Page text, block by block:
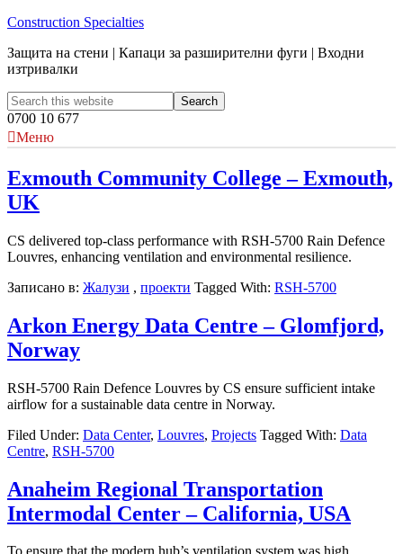
Construction Specialties
Защита на стени | Капаци за разширителни фуги | Входни
изтривалки
0700 10 677
Меню
Exmouth Community College – Exmouth,
UK
CS delivered top-class performance with RSH-5700 Rain Defence
Louvres, enhancing ventilation and environmental resilience.
Записано в: Жалузи , проекти Tagged With: RSH-5700
Arkon Energy Data Centre – Glomfjord,
Norway
RSH-5700 Rain Defence Louvres by CS ensure sufficient intake
airflow for a sustainable data centre in Norway.
Filed Under: Data Center, Louvres, Projects Tagged With: Data
Centre, RSH-5700
Anaheim Regional Transportation
Intermodal Center – California, USA